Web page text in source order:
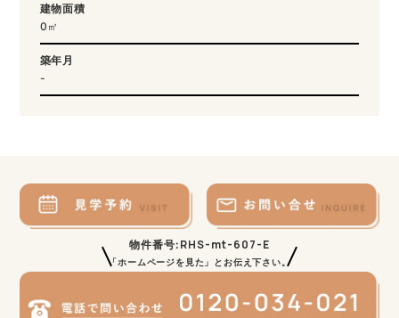
建物面積
0㎡
築年月
-
物件番号: RHS-mt-607-E
「ホームページを見た」とお伝え下さい。